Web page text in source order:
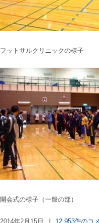
フットサルクリニックの様子
開会式の様子（一般の部）
2014年2月15日 12,953件のコ